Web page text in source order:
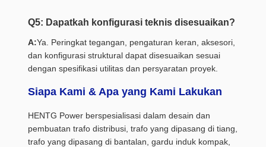
Q5: Dapatkah konfigurasi teknis disesuaikan?
A:Ya. Peringkat tegangan, pengaturan keran, aksesori,
dan konfigurasi struktural dapat disesuaikan sesuai
dengan spesifikasi utilitas dan persyaratan proyek.
Siapa Kami & Apa yang Kami Lakukan
HENTG Power berspesialisasi dalam desain dan
pembuatan trafo distribusi, trafo yang dipasang di tiang,
trafo yang dipasang di bantalan, gardu induk kompak,